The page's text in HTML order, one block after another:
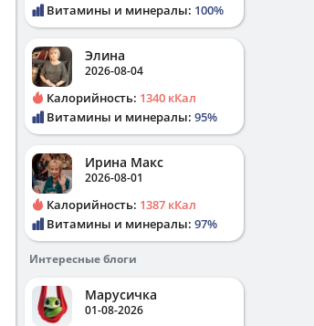
Витамины и минералы: 100%
Элина
2026-08-04
Калорийность: 1340 кКал
Витамины и минералы: 95%
Ирина Макс
2026-08-01
Калорийность: 1387 кКал
Витамины и минералы: 97%
Интересные блоги
Марусичка
01-08-2026